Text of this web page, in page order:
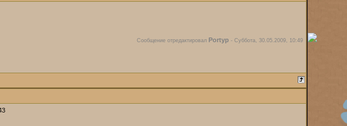
Сообщение отредактировал Portyp - Суббота, 30.05.2009, 10:49